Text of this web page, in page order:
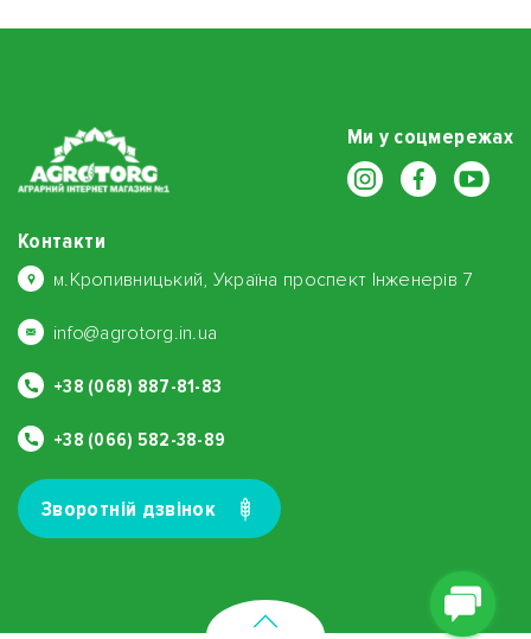
Ми у соцмережах
Контакти
м.Кропивницький, Україна проспект Інженерів 7
info@agrotorg.in.ua
+38 (068) 887-81-83
+38 (066) 582-38-89
Зворотнiй дзвiнок